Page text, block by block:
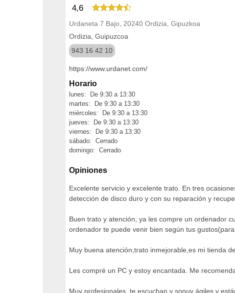
4,6
Urdaneta 7 Bajo, 20240 Ordizia, Gipuzkoa
Ordizia, Guipuzcoa
943 16 42 10
https://www.urdanet.com/
Horario
lunes: De 9:30 a 13:30
martes: De 9:30 a 13:30
miércoles: De 9:30 a 13:30
jueves: De 9:30 a 13:30
viernes: De 9:30 a 13:30
sábado: Cerrado
domingo: Cerrado
Opiniones
Excelente servicio y excelente trato. En tres
detección de disco duro y con su reparación y
Buen trato y atención, ya les compre un ordenador
ordenador te puede venir bien según tus
Muy buena atención,trato inmejorable,es mi tienda
Les compré un PC y estoy encantada. Me
Muy profesionales, te escuchan y sonuy ágiles y